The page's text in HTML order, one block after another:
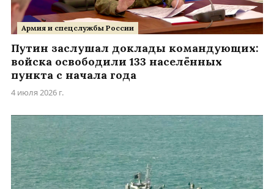
Армия и спецслужбы России
Путин заслушал доклады командующих:
войска освободили 133 населённых
пункта с начала года
4 июля 2026 г.